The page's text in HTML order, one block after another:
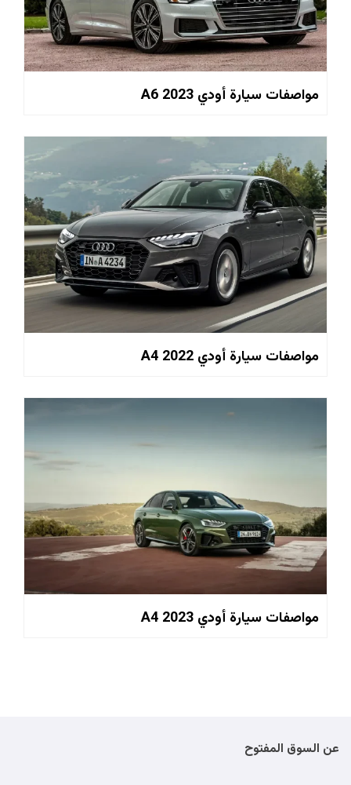
مواصفات سيارة أودي A6 2023
مواصفات سيارة أودي A4 2022
مواصفات سيارة أودي A4 2023
عن السوق المفتوح